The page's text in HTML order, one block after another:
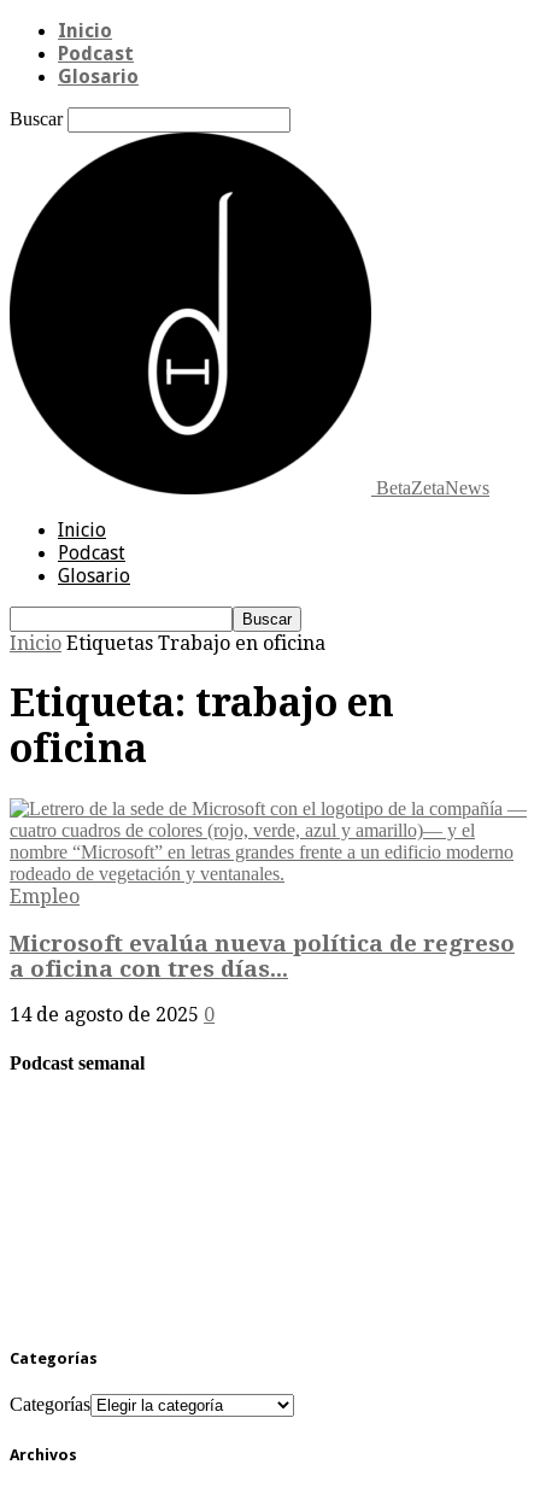
Inicio
Podcast
Glosario
Buscar
BetaZetaNews
Inicio
Podcast
Glosario
Inicio Etiquetas Trabajo en oficina
Etiqueta: trabajo en
oficina
Empleo
Microsoft evalúa nueva política de regreso
a oficina con tres días...
14 de agosto de 2025 0
Podcast semanal
Categorías
Categorías
Archivos